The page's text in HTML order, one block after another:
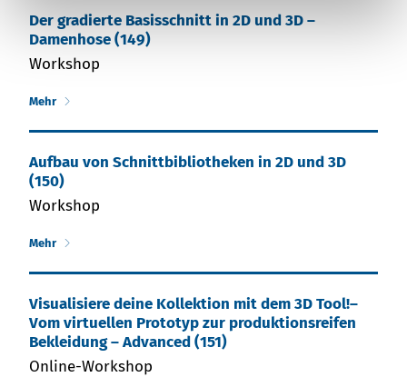
Der gradierte Basisschnitt in 2D und 3D –
Damenhose (149)
Workshop
Mehr
Aufbau von Schnittbibliotheken in 2D und 3D
(150)
Workshop
Mehr
Visualisiere deine Kollektion mit dem 3D Tool!–
Vom virtuellen Prototyp zur produktionsreifen
Bekleidung – Advanced (151)
Online-Workshop